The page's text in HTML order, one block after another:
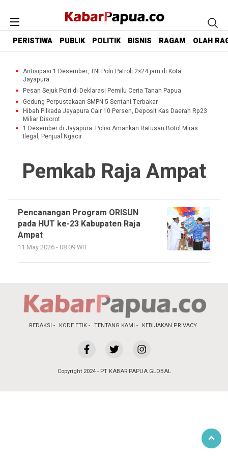
PERISTIWA PUBLIK POLITIK BISNIS RAGAM OLAH
Antisipasi 1 Desember, TNI Polri Patroli 2×24 jam di Kota
Jayapura
Pesan Sejuk Polri di Deklarasi Pemilu Ceria Tanah Papua
Gedung Perpustakaan SMPN 5 Sentani Terbakar
Hibah Pilkada Jayapura Cair 10 Persen, Deposit Kas Daerah Rp23
Miliar Disorot
1 Desember di Jayapura: Polisi Amankan Ratusan Botol Miras
Ilegal, Penjual Ngacir
Pemkab Raja Ampat
Pencanangan Program ORISUN
pada HUT ke-23 Kabupaten Raja
Ampat
11 May 2026 - 08:09 WIT
REDAKSI KODE ETIK TENTANG KAMI KEBIJAKAN PRIVACY
Copyright 2024 - PT KABAR PAPUA GLOBAL